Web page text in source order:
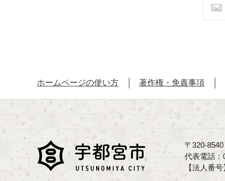
ホームページの使い方 著作権・免責事項
〒320-
代表電話：
【法人番